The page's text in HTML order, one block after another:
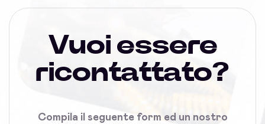
Vuoi essere
ricontattato?
Compila il seguente form ed un nostro